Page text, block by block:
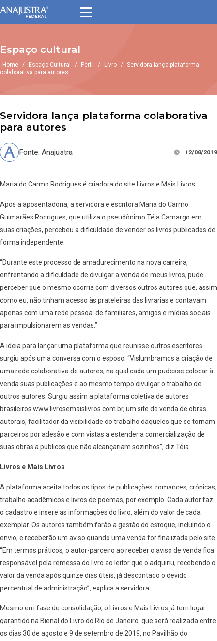
Espaço cultural
Home / Espaço Cultural / Perfil / Livro / Servidora lança plataforma
colaborativa para autores
Servidora lança plataforma colaborativa
para autores
Fonte: Anajustra 12/08/2019
Maria do Carmo Rodrigues é criadora do site Livros e Mais Livros.
Após a aposentadoria, a servidora e escritora Maria do Carmo
Guimarães Rodrigues, que utiliza o pseudônimo Téia Camargo em
suas criações, percebeu a dificuldade de vender os livros publicados de
forma independente.
“Durante este processo de amadurecimento na nova carreira,
enfrentando a dificuldade de divulgar a venda de meus livros, pude
perceber que o mesmo ocorria com diversos outros autores que, assim
como eu, não tinham acesso às prateleiras das livrarias e contavam
apenas com uma rede pessoal de familiares, amigos e mídias sociais
para impulsionarem as vendas.”
A ideia para lançar uma plataforma que reunisse outros escritores
surgiu após uma conversa com o esposo. “Vislumbramos a criação de
uma rede colaborativa de autores, na qual cada um pudesse colocar à
venda suas publicações e ao mesmo tempo divulgar o trabalho de
outros autores. Surgiu assim a plataforma coletiva de autores
brasileiros www.livrosemaislivros.com.br, um site de venda de obras
autorais, facilitador da visibilidade do trabalho daqueles que se tornam
parceiros por adesão e com vistas a estender a comercialização de
suas obras a públicos que não alcançariam sozinhos”, diz Téia.
Livros e Mais Livros
A plataforma aceita todos os tipos de publicações: romances, crônicas,
trabalho acadêmicos e livros de poemas, por exemplo. Cada autor faz
o cadastro e insere as informações do livro, além do valor de cada
exemplar. Os autores também farão a gestão do estoque, incluindo o
envio, e receberão um aviso quando uma venda for finalizada pelo site.
“Em termos práticos, o autor-parceiro ao receber o aviso de venda fica
responsável pela remessa do livro ao leitor que o adquiriu, recebendo o
valor da venda após quinze dias úteis, já descontado o devido
percentual de administração”, explica a servidora.
Mesmo em fase de consolidação, o Livros e Mais Livros já tem lugar
garantido na Bienal do Livro do Rio de Janeiro, que será realizada entre
os dias 30 de agosto e 9 de setembro de 2019, no Pavilhão do